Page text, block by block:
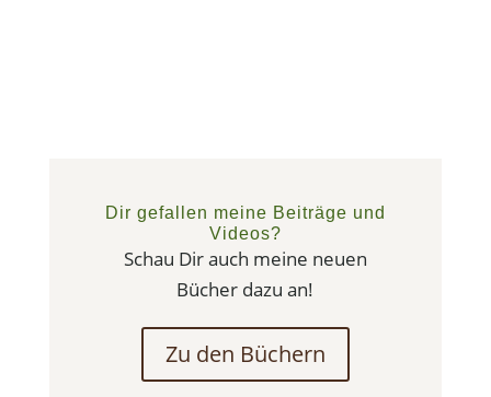
Dir gefallen meine Beiträge und
Videos?
Schau Dir auch meine neuen
Bücher dazu an!
Zu den Büchern